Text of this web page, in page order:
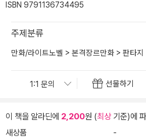
ISBN 9791136734495
주제분류
만화/라이트노벨 > 본격장르만화 > 판타지
선물하기
이 책을 알라딘에 2,200원 (최상기준)에
새상품
-